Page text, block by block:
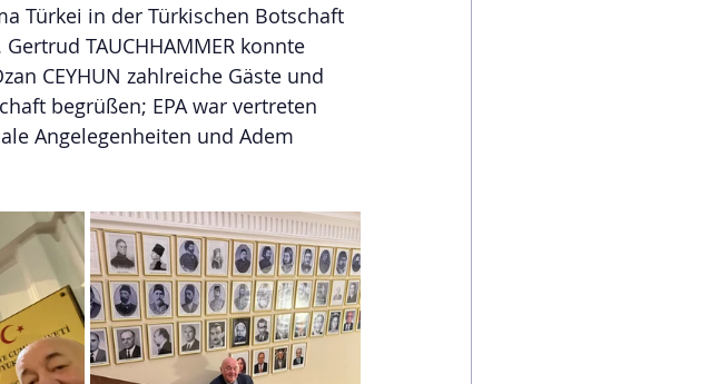
Türkei in der Türkischen Botschaft
TAUCHHAMMER konnte
CEYHUN zahlreiche Gäste und
begrüßen; EPA war vertreten
Angelegenheiten und Adem